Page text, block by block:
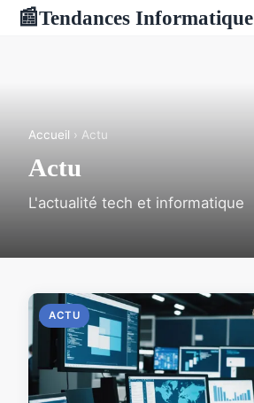
📰Tendances Informatique
Accueil › Actu
Actu
L'actualité tech et informatique
ACTU